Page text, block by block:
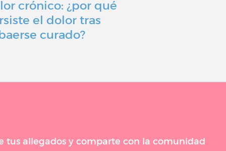
crónico: ¿por qué
el dolor tras
curado?
tus allegados y comparte con la comunidad